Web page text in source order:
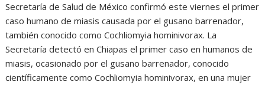
Secretaría de Salud de México confirmó este viernes el primer
caso humano de miasis causada por el gusano barrenador,
también conocido como Cochliomyia hominivorax. La
Secretaría detectó en Chiapas el primer caso en humanos de
miasis, ocasionado por el gusano barrenador, conocido
científicamente como Cochliomyia hominivorax, en una mujer